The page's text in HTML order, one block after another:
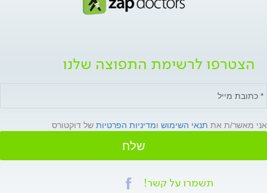
הצטרפו לרשימת התפוצה שלנו
אני מאשר/ת את תנאי השימוש ומדיניות הפרטיות של דוקטורס
שלח
תשמרו על קשר!